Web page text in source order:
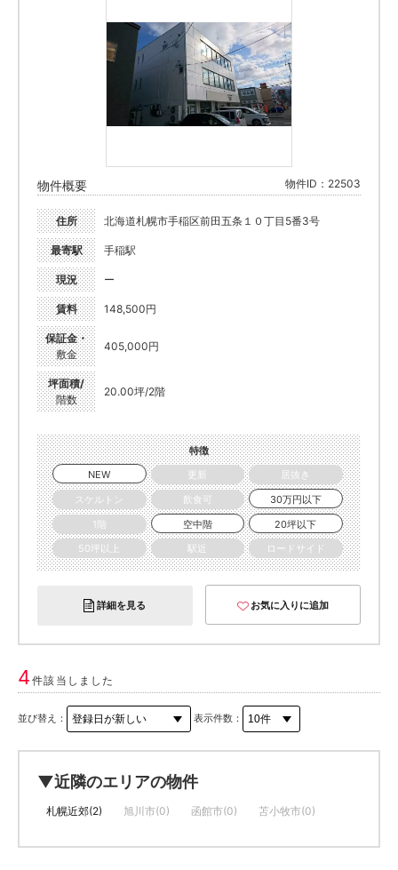
物件概要 物件ID：22503
住所 北海道札幌市手稲区前田五条１０丁目5番3号
最寄駅 手稲駅
現況 ー
賃料 148,500円
保証金・
敷金
405,000円
坪面積/
階数
20.00坪/2階
特徴
NEW
更新
居抜き
スケルトン
飲食可
30万円以下
1階
空中階
20坪以下
50坪以上
駅近 ロードサイド
詳細を見る お気に入りに追加
4件該当しました
並び替え： 表示件数：
▼近隣のエリアの物件
札幌近郊(2) 旭川市(0) 函館市(0) 苫小牧市(0)